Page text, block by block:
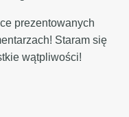
prezentowanych
Staram się
wątpliwości!